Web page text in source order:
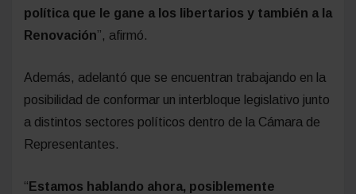
política que le gane a los libertarios y también a la
Renovación”, afirmó.
Además, adelantó que se encuentran trabajando en la
posibilidad de conformar un interbloque legislativo junto
a distintos sectores políticos dentro de la Cámara de
Representantes.
“ Estamos hablando ahora, posiblemente